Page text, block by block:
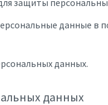
защиты
данные в
данных.
данных